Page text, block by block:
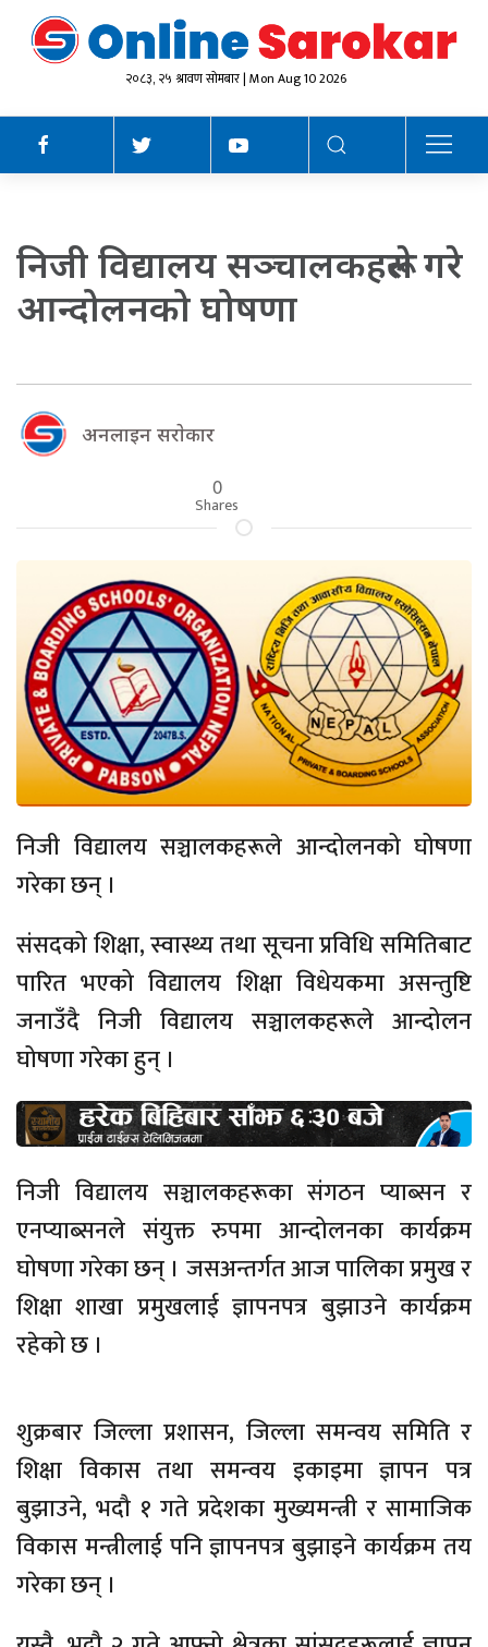
२०८३, २५ श्रावण सोमबार | Mon Aug 10 2026
निजी विद्यालय सञ्चालकहरूले गरे
आन्दोलनको घोषणा
अनलाइन सराेकार
0
Shares
निजी विद्यालय सञ्चालकहरूले आन्दोलनको घोषणा
गरेका छन् ।
संसदको शिक्षा, स्वास्थ्य तथा सूचना प्रविधि समितिबाट
पारित भएको विद्यालय शिक्षा विधेयकमा असन्तुष्टि
जनाउँदै निजी विद्यालय सञ्चालकहरूले आन्दोलन
घोषणा गरेका हुन् ।
निजी विद्यालय सञ्चालकहरूका संगठन प्याब्सन र
एनप्याब्सनले संयुक्त रुपमा आन्दोलनका कार्यक्रम
घोषणा गरेका छन् । जसअन्तर्गत आज पालिका प्रमुख र
शिक्षा शाखा प्रमुखलाई ज्ञापनपत्र बुझाउने कार्यक्रम
रहेको छ ।
शुक्रबार जिल्ला प्रशासन, जिल्ला समन्वय समिति र
शिक्षा विकास तथा समन्वय इकाइमा ज्ञापन पत्र
बुझाउने, भदौ १ गते प्रदेशका मुख्यमन्त्री र सामाजिक
विकास मन्त्रीलाई पनि ज्ञापनपत्र बुझाइने कार्यक्रम तय
गरेका छन् ।